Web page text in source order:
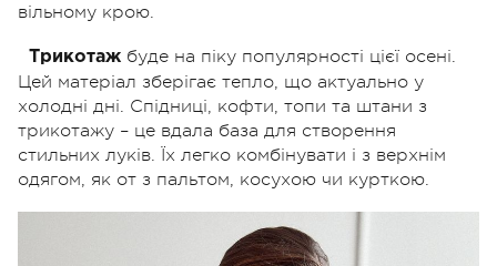
вільному крою.
Трикотаж буде на піку популярності цієї осені.
Цей матеріал зберігає тепло, що актуально у
холодні дні. Спідниці, кофти, топи та штани з
трикотажу – це вдала база для створення
стильних луків. Їх легко комбінувати і з верхнім
одягом, як от з пальтом, косухою чи курткою.